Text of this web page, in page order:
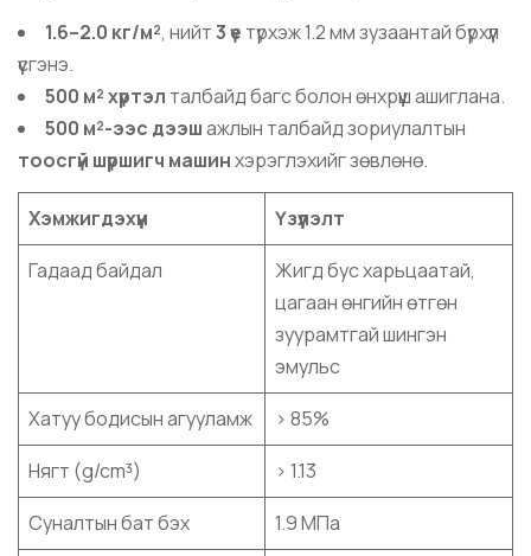
1.6–2.0 кг/м², нийт3 үе түрхэж 1.2 мм зузаантай бүрхүүл
үүсгэнэ.
500 м² хүртэл талбайд багс болон өнхрүүш ашиглана.
500 м²-ээс дээшажлын талбайд зориулалтын
тоосгүй шүршигч машинхэрэглэхийг зөвлөнө.
Хэмжигдэхүүн
Үзүүлэлт
Гадаад байдал
Жигд бус харьцаатай,
цагаан өнгийн өтгөн
зуурамтгай шингэн
эмульс
Хатуу бодисын агууламж
> 85%
Нягт (g/cm³)
> 1.13
Суналтын бат бэх
1.9 МПа